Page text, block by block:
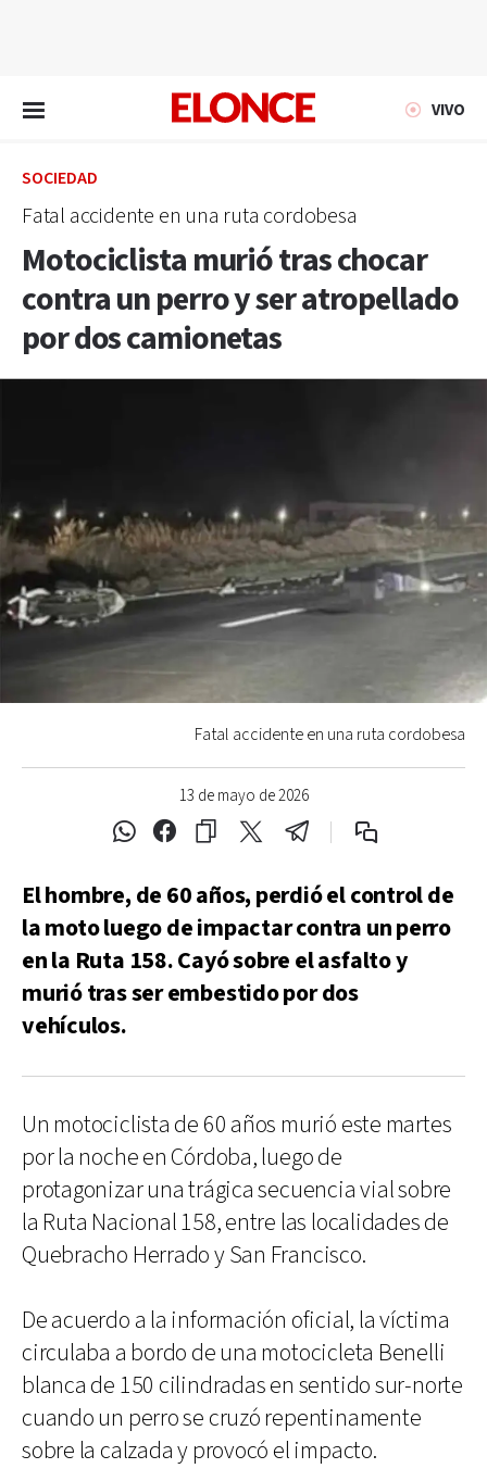
VIVO
SOCIEDAD
Fatal accidente en una ruta cordobesa
Motociclista murió tras chocar
contra un perro y ser atropellado
por dos camionetas
13 de mayo de 2026
Fatal accidente en una ruta cordobesa
El hombre, de 60 años, perdió el control de
la moto luego de impactar contra un perro
en la Ruta 158. Cayó sobre el asfalto y
murió tras ser embestido por dos
vehículos.
Un motociclista de 60 años murió este martes
por la noche en Córdoba, luego de
protagonizar una trágica secuencia vial sobre
la Ruta Nacional 158, entre las localidades de
Quebracho Herrado y San Francisco.
De acuerdo a la información oficial, la víctima
circulaba a bordo de una motocicleta Benelli
blanca de 150 cilindradas en sentido sur-norte
cuando un perro se cruzó repentinamente
sobre la calzada y provocó el impacto.